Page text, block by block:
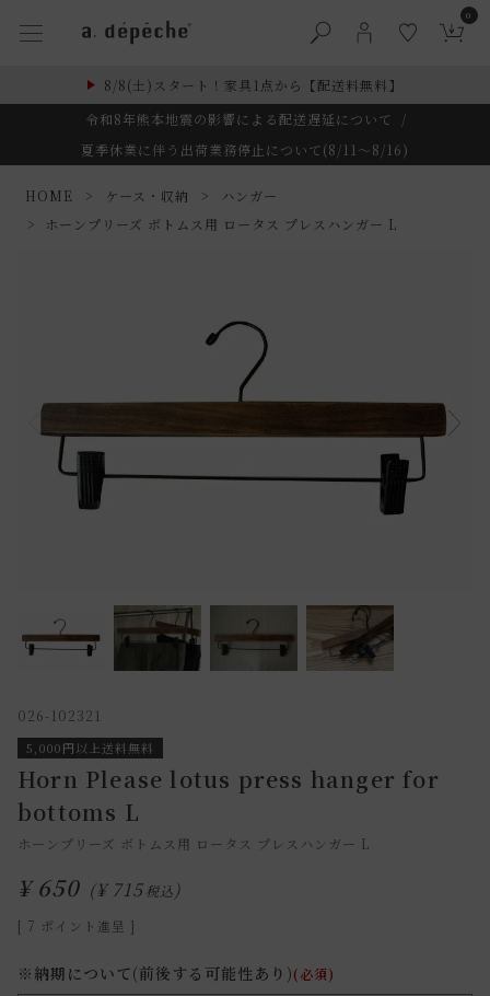
0
8/8(土)スタート！家具1点から【配送料無料】
令和8年熊本地震の影響による配送遅延について
/
夏季休業に伴う出荷業務停止について(8/11～8/16)
HOME ケース・収納
ハンガー
ホーンプリーズ ボトムス用 ロータス プレスハンガー L
026-102321
5,000円以上送料無料
Horn Please lotus press hanger for
bottoms L
ホーンプリーズ ボトムス用 ロータス プレスハンガー L
¥ 650 ¥ 715税込
[ 7 ポイント進呈 ]
※納期について(前後する可能性あり)(必須)